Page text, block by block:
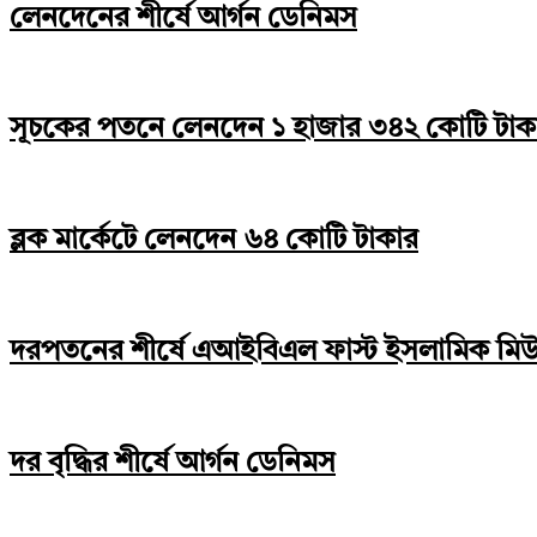
লেনদেনের শীর্ষে আর্গন ডেনিমস
সূচকের পতনে লেনদেন ১ হাজার ৩৪২ কোটি
ব্লক মার্কেটে লেনদেন ৬৪ কোটি টাকার
দরপতনের শীর্ষে এআইবিএল ফাস্ট ইসলামিক
দর বৃদ্ধির শীর্ষে আর্গন ডেনিমস